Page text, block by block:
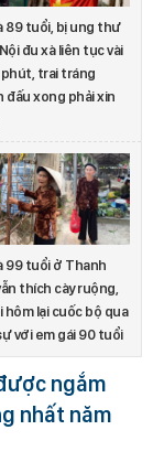
89 tuổi, bị ung thư
đu xà liên tục vài
trai tráng
đấu xong phải xin
99 tuổi ở Thanh
thích cày ruộng,
hôm lại cuốc bộ qua
với em gái 90 tuổi
ngắm
nhất năm